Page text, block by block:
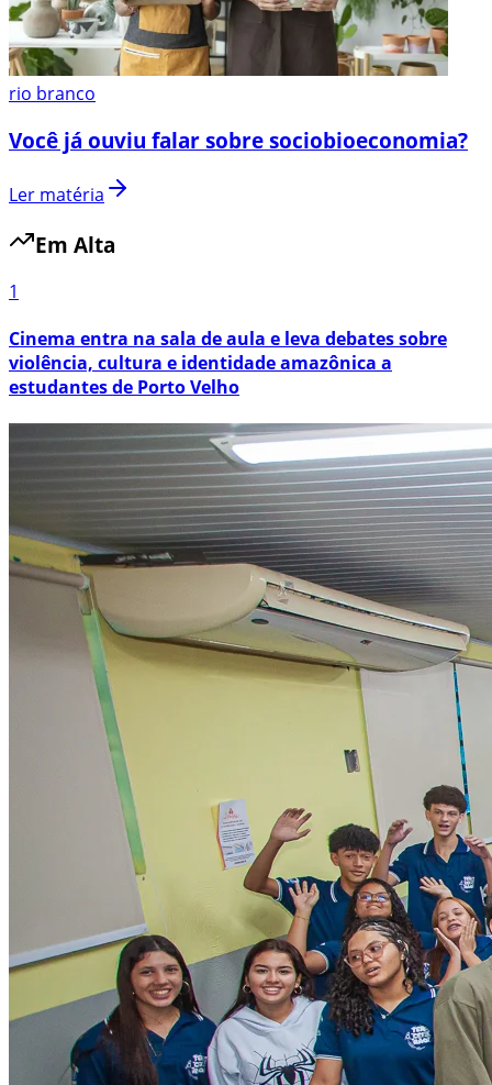
rio branco
Você já ouviu falar sobre sociobioeconomia?
Ler matéria
Em Alta
1
Cinema entra na sala de aula e leva debates sobre
violência, cultura e identidade amazônica a
estudantes de Porto Velho